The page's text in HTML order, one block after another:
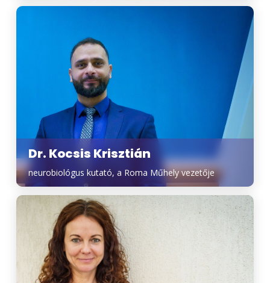
Dr. Kocsis Krisztián
neurobiológus kutató, a Roma Műhely vezetője